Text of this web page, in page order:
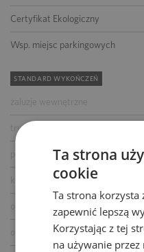
Certyfikat Ekologiczny
Wsp. miejsc parkingowych
STANDARD WYKOŃCZEŃ
żaluzje wewnętrzne
tryskacze
podwójne zasilanie
kontrola dostępu
okablowanie telefoniczne
okablowanie komputerowe
Ta strona
cookie
Ta strona
zapewnić lepszą
Korzystając z tej
na używanie